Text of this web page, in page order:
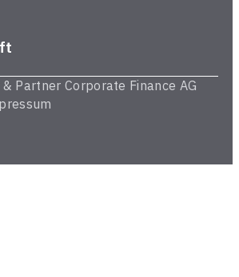
Partner Corporate Finance AG